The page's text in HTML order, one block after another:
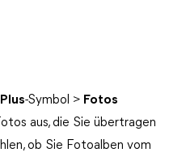
Plus-Symbol > Fotos
aus, die Sie übertragen
ob Sie Fotoalben vom